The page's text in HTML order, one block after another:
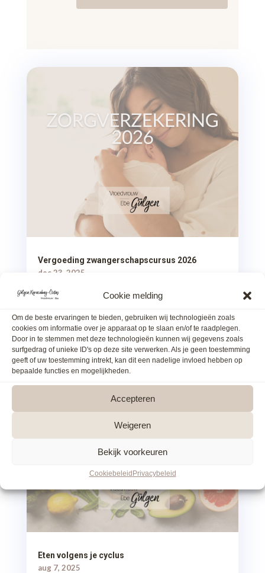
Cookie melding
Om de beste ervaringen te bieden, gebruiken wij technologieën zoals
cookies om informatie over je apparaat op te slaan en/of te raadplegen.
Door in te stemmen met deze technologieën kunnen wij gegevens zoals
surfgedrag of unieke ID's op deze site verwerken. Als je geen toestemming
geeft of uw toestemming intrekt, kan dit een nadelige invloed hebben op
bepaalde functies en mogelijkheden.
Accepteren
Weigeren
Bekijk voorkeuren
Cookiebeleid Privacybeleid
Vergoeding zwangerschapscursus 2026
dec 23, 2025
Een van de meest gestelde vragen nu, Gülgen
welke verzekering moet ik hebben? Goed
geïnformeerd kunnen beslissen is...
Eten volgens je cyclus
aug 7, 2025